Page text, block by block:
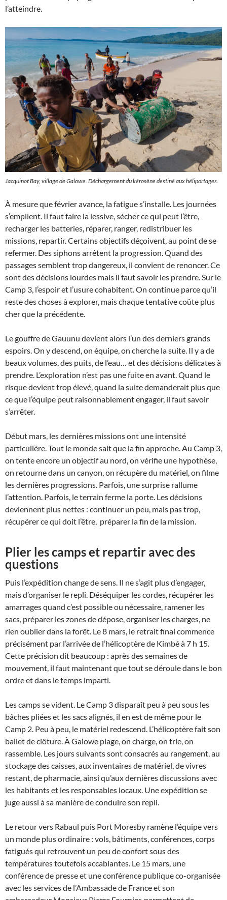
l’atteindre.
Jacquinot Bay, village de Galowe. Déchargement du kérosène destiné aux héliportages.
À mesure que février avance, la fatigue s’installe. Les journées
s’empilent. Il faut faire la lessive, sécher ce qui peut l’être,
recharger les batteries, réparer, ranger, redistribuer les
missions, repartir. Certains objectifs déçoivent, au point de se
refermer. Des siphons arrêtent la progression. Quand des
passages semblent trop dangereux, il convient de renoncer. Ce
sont des décisions lourdes mais il faut savoir les prendre. Sur le
Camp 3, l’espoir et l’usure cohabitent. On continue parce qu’il
reste des choses à explorer, mais chaque tentative coûte plus
cher que la précédente.
Le gouffre de Gauunu devient alors l’un des derniers grands
espoirs. On y descend, on équipe, on cherche la suite. Il y a de
beaux volumes, des puits, de l’eau… et des décisions délicates à
prendre. L’exploration n’est pas une fuite en avant. Quand le
risque devient trop élevé, quand la suite demanderait plus que
ce que l’équipe peut raisonnablement engager, il faut savoir
s’arrêter.
Début mars, les dernières missions ont une intensité
particulière. Tout le monde sait que la fin approche. Au Camp 3,
on tente encore un objectif au nord, on vérifie une hypothèse,
on retourne dans un canyon, on récupère du matériel, on filme
les dernières progressions. Parfois, une surprise rallume
l’attention. Parfois, le terrain ferme la porte. Les décisions
deviennent plus nettes : continuer un peu, mais pas trop,
récupérer ce qui doit l’être, préparer la fin de la mission.
Plier les camps et repartir avec des
questions
Puis l’expédition change de sens. Il ne s’agit plus d’engager,
mais d’organiser le repli. Déséquiper les cordes, récupérer les
amarrages quand c’est possible ou nécessaire, ramener les
sacs, préparer les zones de dépose, organiser les charges, ne
rien oublier dans la forêt. Le 8 mars, le retrait final commence
précisément par l’arrivée de l’hélicoptère de Kimbé à 7 h 15.
Cette précision dit beaucoup : après des semaines de
mouvement, il faut maintenant que tout se déroule dans le bon
ordre et dans le temps imparti.
Les camps se vident. Le Camp 3 disparaît peu à peu sous les
bâches pliées et les sacs alignés, il en est de même pour le
Camp 2. Peu à peu, le matériel redescend. L’hélicoptère fait son
ballet de clôture. À Galowe plage, on charge, on trie, on
rassemble. Les jours suivants sont consacrés au rangement, au
stockage des caisses, aux inventaires de matériel, de vivres
restant, de pharmacie, ainsi qu’aux dernières discussions avec
les habitants et les responsables locaux. Une expédition se
juge aussi à sa manière de conduire son repli.
Le retour vers Rabaul puis Port Moresby ramène l’équipe vers
un monde plus ordinaire : vols, bâtiments, conférences, corps
fatigués qui retrouvent un peu de confort sous des
températures toutefois accablantes. Le 15 mars, une
conférence de presse et une conférence publique co-organisée
avec les services de l’Ambassade de France et son